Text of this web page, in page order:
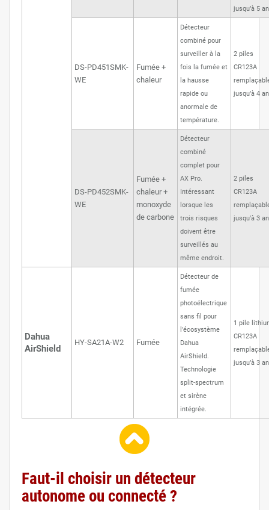
jusqu’à 5
DS-PD451SMK-
WE
Fumée +
chaleur
Détecteur
combiné pour
surveiller à la
fois la fumée et
la hausse
rapide ou
anormale de
température.
2 piles
CR123A
jusqu’à 4
DS-PD452SMK-
WE
Fumée +
chaleur +
monoxyde
de carbone
Détecteur
combiné
complet pour
AX Pro.
Intéressant
lorsque les
trois risques
doivent être
surveillés au
même endroit.
2 piles
CR123A
jusqu’à 3
Dahua
AirShield
HY-SA21A-W2 Fumée
Détecteur de
fumée
photoélectrique
sans fil pour
l’écosystème
Dahua
AirShield.
Technologie
split-spectrum
et sirène
intégrée.
1 pile
CR123A
jusqu’à 3
Faut-il choisir un détecteur
autonome ou connecté ?